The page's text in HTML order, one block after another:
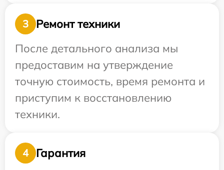
3
Ремонт техники
После детального анализа мы
предоставим на утверждение
точную стоимость, время ремонта и
приступим к восстановлению
техники.
4
Гарантия